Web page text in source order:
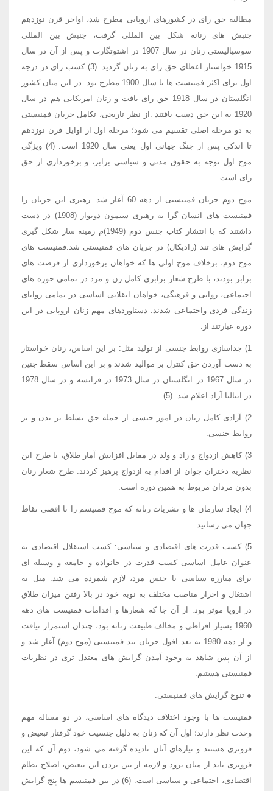
مطالبه حق رای در کشورهای اروپایی مطرح شد، اواخر قرن نوزدهم
جنبش های زنانه شکل بین المللی گرفت، جنبش بین المللی
سوسیالیستی زنان در سال 1907 در اشتوتگارت و پس از آن در سال
1915 خواستار اعطای حق رای به زنان گردید. (3) کسب رای در درجه
اول برای اکثر فمنیست ها تا سال 1900 مطرح بود. در این میان کشور
انگلستان در سال 1918 حق رای یافت و زنان امریکایی هم در سال
1920 به این حق دست یافتند .از نظر تاریخی، تکامل جریان فمنیستی
به دو مرحله اصلی تقسیم می شود؛ مرحله اول از اوایل قرن نوزدهم
تا اندکی پس از جنگ جهانی اول یعنی سال 1920 است. (4) ویژگی
موج اول توجه به حقوق مدنی و سیاسی برابر، و برخورداری از حق
رای است.
موج دوم جریان فمنیستی از دهه 60 آغاز شد. رهبری این جریان را
فمنیست های انسان گرا به رهبری سیمون دوبوار (1908) در دست
داشتند که با انتشار کتاب جنس دوم (1949)م زمینه ساز شکل گیری
گرایش های تند (رادیکال) در جریان های فمنیستی شد.فمنیست های
موج دوم، برخلاف موج اولی ها که خواهان برخورداری از فرصت های
برابر بودند، با طرح شعار برابری کامل زن و مرد در تمامی حوزه های
اجتماعی، روانی و فرهنگی، خواهان انقلابی اساسی در تمامی زوایای
زندگی فردی واجتماعی شدند. دستاوردهای مهم زنان اروپایی در این
دوره عبارتند از:
1) جداسازی روابط جنسی از تولید مثل: بر این اساس، زنان خواستار
به دست آوردن حق کنترل بر موالید شدند و بر این اساس سقط جنین
در سال 1967 در انگلستان در سال 1973 در فرانسه و در سال 1978
در ایتالیا آزاد اعلام شد. (5)
2) آزادی کامل زنان در امور جنسی از جمله حق تسلط بر بدن و بر
روابط جنسی.
3) کاهش ازدواج و زاد و ولد در مقابل افزایش آمار طلاق، با طرح این
نظریه دختران جوان از اقدام به ازدواج پرهیز کردند. طرح شعار زنان
بدون مردان مربوط به همین دوره است.
4) ایجاد سازمان ها و نشریات زنانه که موج فمنیسم را تا اقصی نقاط
جهان می رسانید.
5) کسب قدرت های اقتصادی و سیاسی: کسب استقلال اقتصادی به
عنوان عامل اساسی کسب قدرت در خانواده و جامعه و وسیله ای
برای مبارزه سیاسی با جنس مرد، لازم شمرده می شد. میل به
اشتغال و احراز مناصب مختلف به نوبه خود در بالا رفتن میزان طلاق
در اروپا موثر بود. از آن جا که شعارها و اقدامات فمنیست های دهه
1960 بسیار افراطی و مخالف طبیعت زنانه بود، چندان استمرار نیافت
و از دهه 1980 به بعد افول جریان تند فمنیستی (موج دوم) آغاز شد و
از آن پس شاهد به وجود آمدن گرایش های معتدل تری در نظریات
فمنیستی هستیم.
● تنوع گرایش های فمنیستی:
فمنیست ها با وجود اختلاف دیدگاه های اساسی، در دو مساله مهم
وحدت نظر دارند؛ اول آن که زنان به دلیل جنسیت خود گرفتار تبعیض و
فروتری هستند و نیازهای آنان نادیده گرفته می شود، دوم آن که این
فروتری باید از میان برود و لازمه از بین بردن این تبعیض، اصلاح نظام
اقتصادی، اجتماعی و سیاسی است. (6) در بین فمنیسم ها پنج گرایش